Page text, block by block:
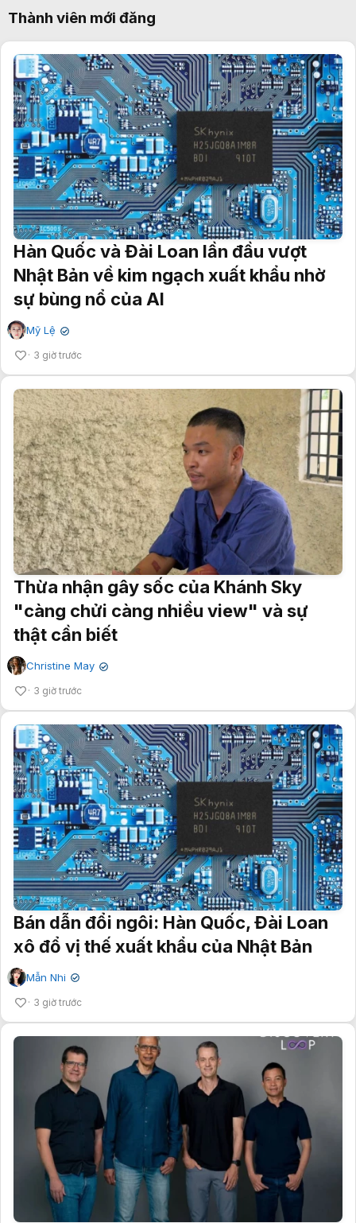
Thành viên mới đăng
Hàn Quốc và Đài Loan lần đầu vượt
Nhật Bản về kim ngạch xuất khẩu nhờ
sự bùng nổ của AI
Mỹ Lệ ✔
3 giờ trước
Thừa nhận gây sốc của Khánh Sky
"càng chửi càng nhiều view" và sự
thật cần biết
Christine May ✔
3 giờ trước
Bán dẫn đổi ngôi: Hàn Quốc, Đài Loan
xô đổ vị thế xuất khẩu của Nhật Bản
Mẫn Nhi ✔
3 giờ trước